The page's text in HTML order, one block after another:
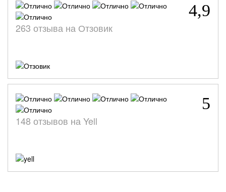
4,9
263 отзыва на Отзовик
5
148 отзывов на Yell